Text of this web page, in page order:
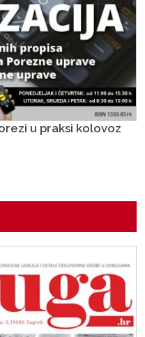
u praksi kolovoz